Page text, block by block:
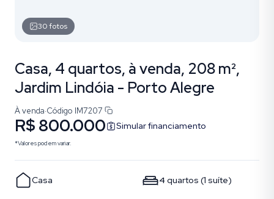
30fotos
Casa, 4 quartos, à venda, 208 m²,
Jardim Lindóia - Porto Alegre
À venda·Código IM7207
R$ 800.000 Simular financiamento
*Valores podem variar.
Casa 4 quartos (1 suíte)